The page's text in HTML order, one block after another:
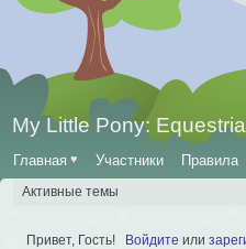
My Little Pony:
Главная ♥ Участники Правила
Активные темы
Привет, Гость! Войдите или